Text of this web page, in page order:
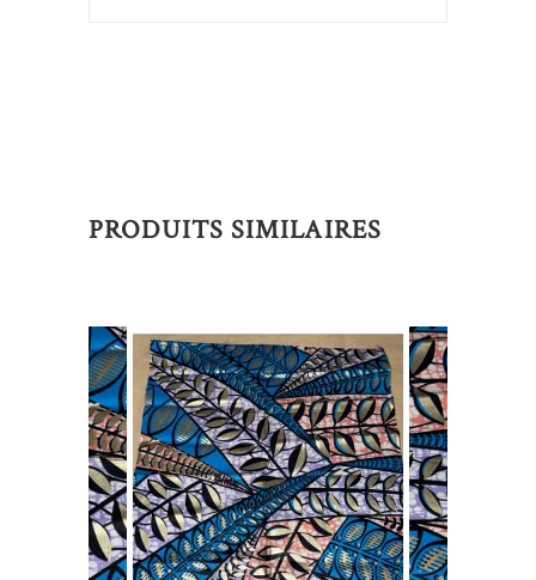
PRODUITS SIMILAIRES
AJOUTER AU PANIER